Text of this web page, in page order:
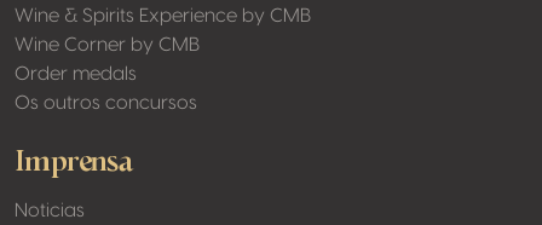
Wine & Spirits Experience by CMB
Wine Corner by CMB
Order medals
Os outros concursos
Imprensa
Noticias